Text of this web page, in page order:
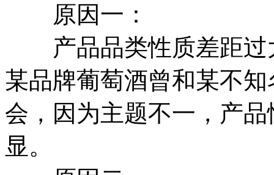
原因一：
产品品类性质差距过
某品牌葡萄酒曾和某不
会，因为主题不一，产
显。